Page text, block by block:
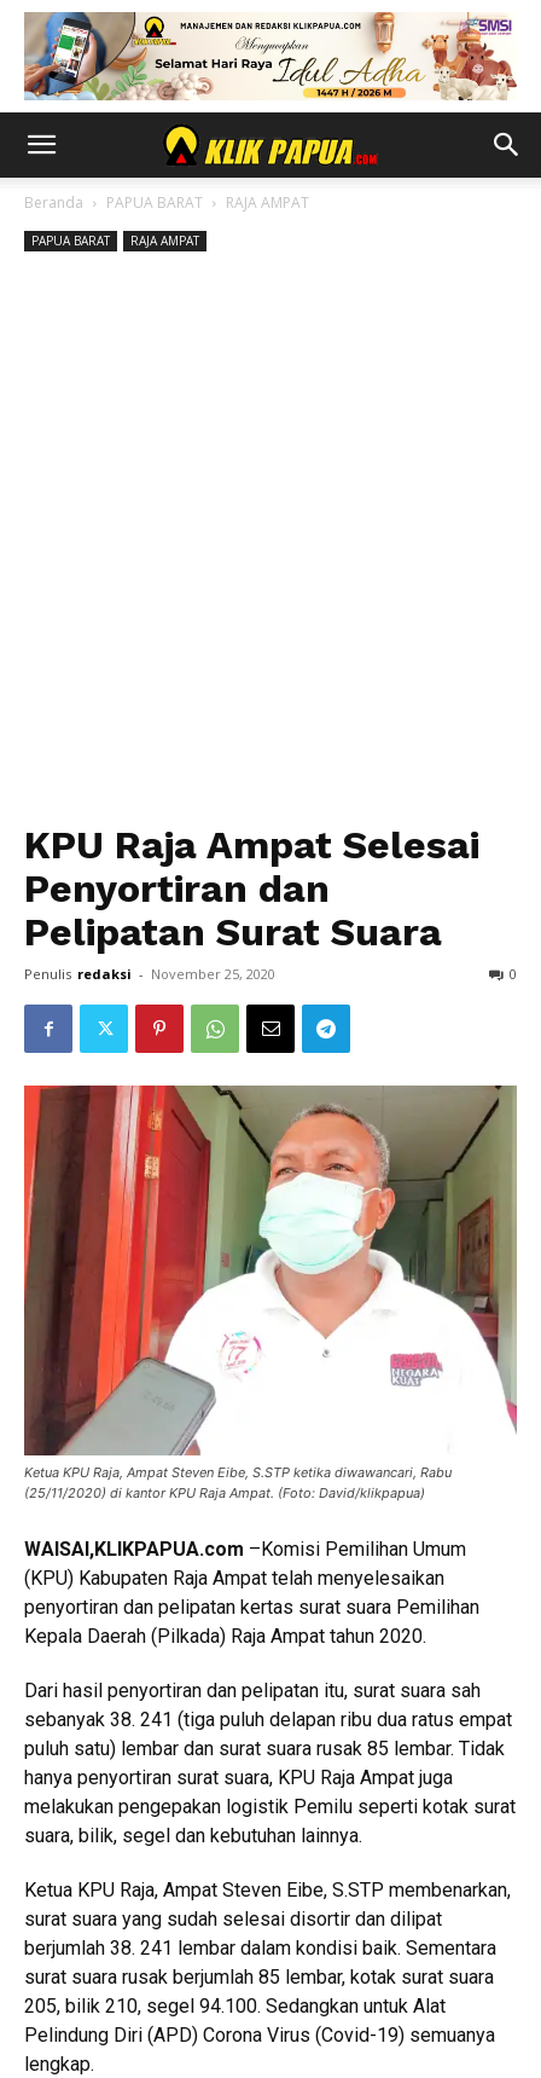
Beranda PAPUA BARAT RAJA AMPAT
PAPUA BARAT RAJA AMPAT
KPU Raja Ampat Selesai
Penyortiran dan
Pelipatan Surat Suara
Penulis redaksi - November 25, 2020 0
Ketua KPU Raja, Ampat Steven Eibe, S.STP ketika diwawancari, Rabu
(25/11/2020) di kantor KPU Raja Ampat. (Foto: David/klikpapua)
WAISAI,KLIKPAPUA.com –Komisi Pemilihan Umum
(KPU) Kabupaten Raja Ampat telah menyelesaikan
penyortiran dan pelipatan kertas surat suara Pemilihan
Kepala Daerah (Pilkada) Raja Ampat tahun 2020.
Dari hasil penyortiran dan pelipatan itu, surat suara sah
sebanyak 38. 241 (tiga puluh delapan ribu dua ratus empat
puluh satu) lembar dan surat suara rusak 85 lembar. Tidak
hanya penyortiran surat suara, KPU Raja Ampat juga
melakukan pengepakan logistik Pemilu seperti kotak surat
suara, bilik, segel dan kebutuhan lainnya.
Ketua KPU Raja, Ampat Steven Eibe, S.STP membenarkan,
surat suara yang sudah selesai disortir dan dilipat
berjumlah 38. 241 lembar dalam kondisi baik. Sementara
surat suara rusak berjumlah 85 lembar, kotak surat suara
205, bilik 210, segel 94.100. Sedangkan untuk Alat
Pelindung Diri (APD) Corona Virus (Covid-19) semuanya
lengkap.